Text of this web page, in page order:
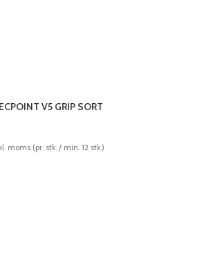
V5 GRIP SORT
moms (pr. stk. / min. 12 stk.)